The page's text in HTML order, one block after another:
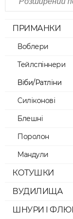
ПРИМАНКИ
Воблери
Тейлспіннери
Віби/Ратліни
Силіконові
Блешні
Поролон
Мандули
КОТУШКИ
ВУДИЛИЩА
ШНУРИ І